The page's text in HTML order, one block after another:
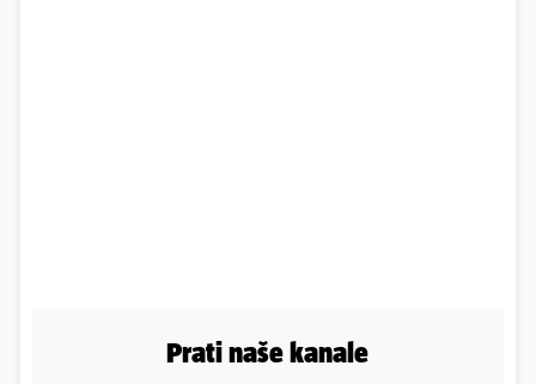
Prati naše kanale